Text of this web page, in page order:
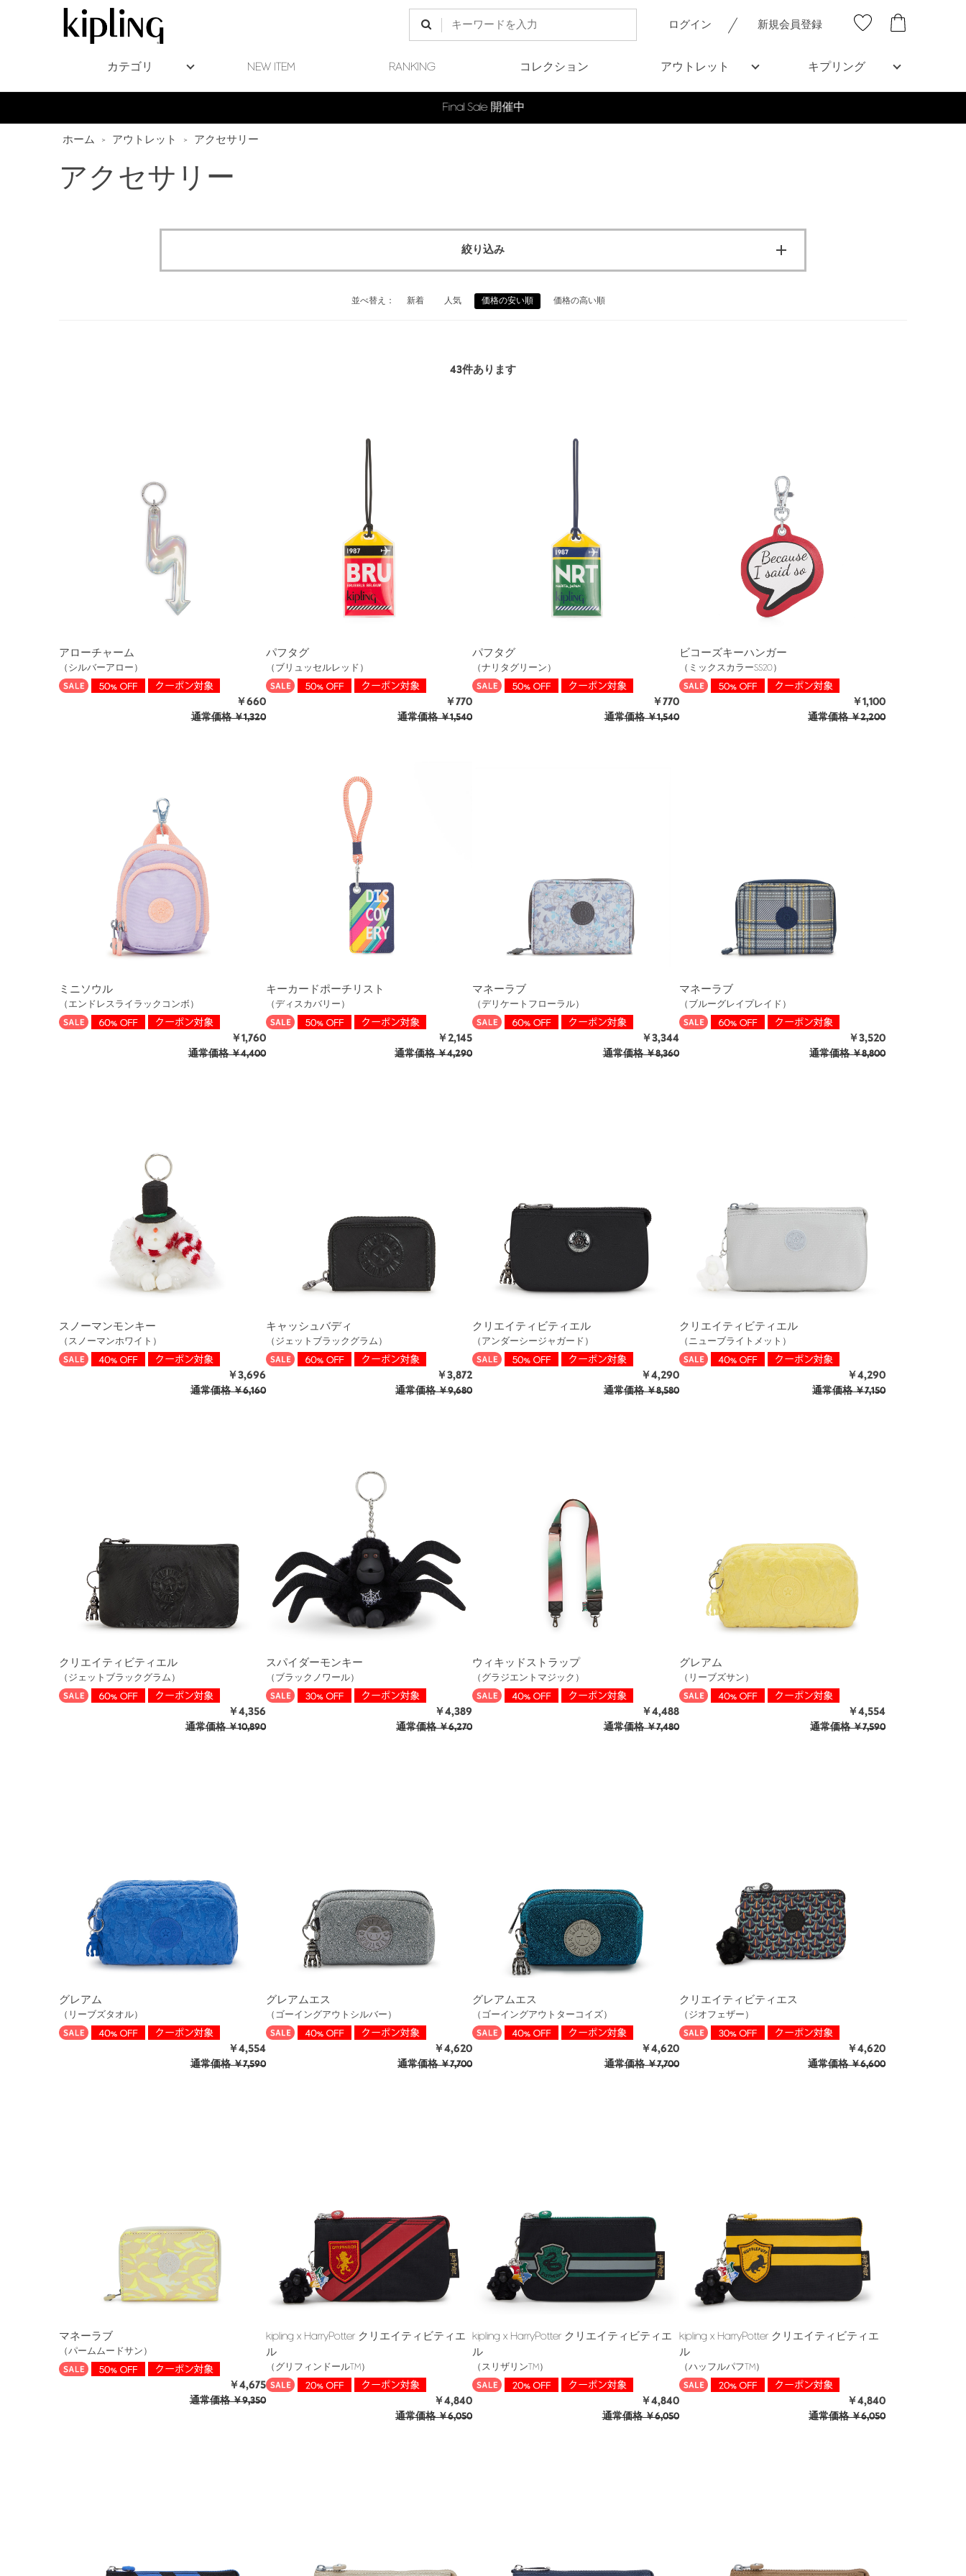
ログイン 新規会員登録
カテゴリ NEW ITEM RANKING コレクション アウトレット キプリング
Final Sale 開催中
ホーム > アウトレット > アクセサリー
アクセサリー
絞り込み
並べ替え： 新着 人気 価格の安い順 価格の高い順
43件あります
アローチャーム
（シルバーアロー）
￥660
通常価格￥1,320
パフタグ
（ブリュッセルレッド）
￥770
通常価格￥1,540
パフタグ
（ナリタグリーン）
￥770
通常価格￥1,540
ビコーズキーハンガー
（ミックスカラーSS20）
￥1,100
通常価格￥2,200
ミニソウル
（エンドレスライラックコンボ）
￥1,760
通常価格￥4,400
キーカードポーチリスト
（ディスカバリー）
￥2,145
通常価格￥4,290
マネーラブ
（デリケートフローラル）
￥3,344
通常価格￥8,360
マネーラブ
（ブルーグレイプレイド）
￥3,520
通常価格￥8,800
スノーマンモンキー
（スノーマンホワイト）
￥3,696
通常価格￥6,160
キャッシュバディ
（ジェットブラックグラム）
￥3,872
通常価格￥9,680
クリエイティビティエル
（アンダーシージャガード）
￥4,290
通常価格￥8,580
クリエイティビティエル
（ニューブライトメット）
￥4,290
通常価格￥7,150
クリエイティビティエル
（ジェットブラックグラム）
￥4,356
通常価格￥10,890
スパイダーモンキー
（ブラックノワール）
￥4,389
通常価格￥6,270
ウィキッドストラップ
（グラジエントマジック）
￥4,488
通常価格￥7,480
グレアム
（リーブズサン）
￥4,554
通常価格￥7,590
グレアム
（リーブズタオル）
￥4,554
通常価格￥7,590
グレアムエス
（ゴーイングアウトシルバー）
￥4,620
通常価格￥7,700
グレアムエス
（ゴーイングアウトターコイズ）
￥4,620
通常価格￥7,700
クリエイティビティエス
（ジオフェザー）
￥4,620
通常価格￥6,600
マネーラブ
（パームムードサン）
￥4,675
通常価格￥9,350
kipling x HarryPotter クリエイティビティエ
ル
（グリフィンドールTM）
￥4,840
通常価格￥6,050
kipling x HarryPotter クリエイティビティエ
ル
（スリザリンTM）
￥4,840
通常価格￥6,050
kipling x HarryPotter クリエイティビティエ
ル
（ハッフルパフTM）
￥4,840
通常価格￥6,050